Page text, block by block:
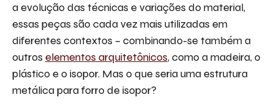
a evolução das técnicas e variações do material,
essas peças são cada vez mais utilizadas em
diferentes contextos – combinando-se também a
outros elementos arquitetônicos, como a madeira, o
plástico e o isopor. Mas o que seria uma estrutura
metálica para forro de isopor?